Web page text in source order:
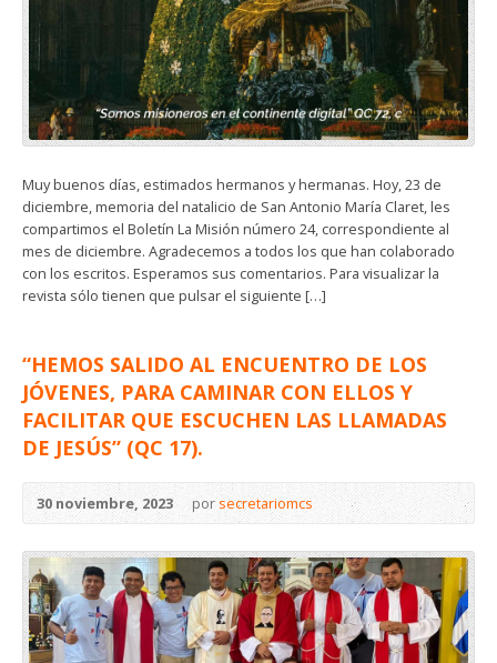
Muy buenos días, estimados hermanos y hermanas. Hoy, 23 de
diciembre, memoria del natalicio de San Antonio María Claret, les
compartimos el Boletín La Misión número 24, correspondiente al
mes de diciembre. Agradecemos a todos los que han colaborado
con los escritos. Esperamos sus comentarios. Para visualizar la
revista sólo tienen que pulsar el siguiente […]
“HEMOS SALIDO AL ENCUENTRO DE LOS
JÓVENES, PARA CAMINAR CON ELLOS Y
FACILITAR QUE ESCUCHEN LAS LLAMADAS
DE JESÚS” (QC 17).
30 noviembre, 2023 porsecretariomcs